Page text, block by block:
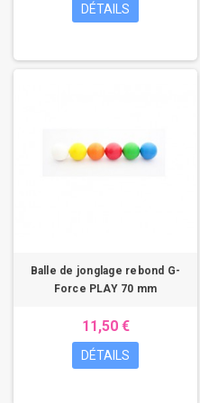
DÉTAILS
Balle de jonglage rebond G-
Force PLAY 70 mm
11,50 €
DÉTAILS